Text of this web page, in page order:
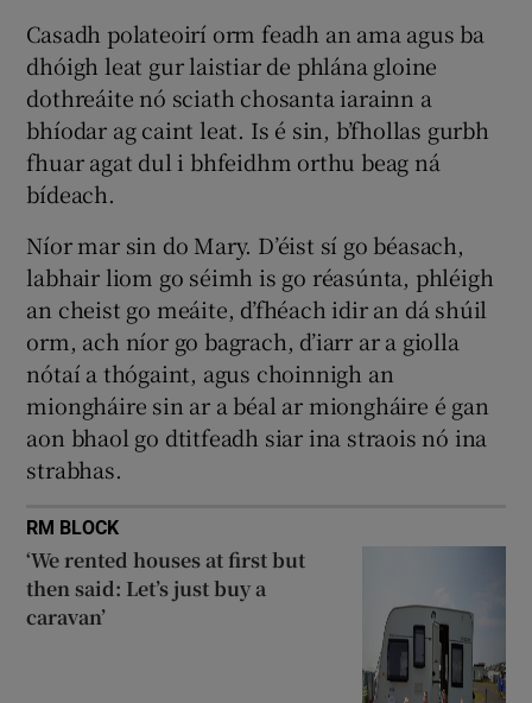
Casadh polateoirí orm feadh an ama agus ba
dhóigh leat gur laistiar de phlána gloine
dothreáite nó sciath chosanta iarainn a
bhíodar ag caint leat. Is é sin, b’fhollas gurbh
fhuar agat dul i bhfeidhm orthu beag ná
bídeach.
Níor mar sin do Mary. D’éist sí go béasach,
labhair liom go séimh is go réasúnta, phléigh
an cheist go meáite, d’fhéach idir an dá shúil
orm, ach níor go bagrach, d’iarr ar a giolla
nótaí a thógaint, agus choinnigh an
miongháire sin ar a béal ar miongháire é gan
aon bhaol go dtitfeadh siar ina straois nó ina
strabhas.
RM BLOCK
‘We rented houses at first but
then said: Let’s just buy a
caravan’